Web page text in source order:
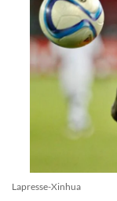
Lapresse-Xinhua